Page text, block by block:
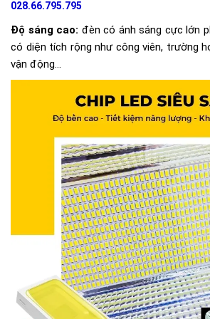
028.66.795.795
Độ sáng cao: đèn có ánh sáng cực lớn
có diện tích rộng như công viên, trường
vận động...